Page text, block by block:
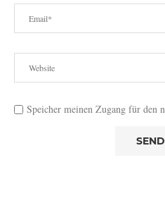
Speicher meinen Zugang für den